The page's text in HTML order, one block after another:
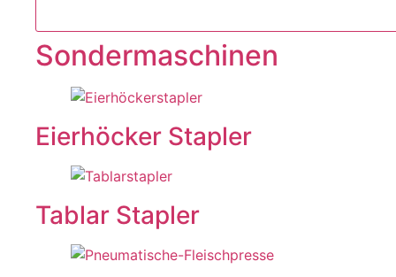
Sondermaschinen
Eierhöcker Stapler
Tablar Stapler